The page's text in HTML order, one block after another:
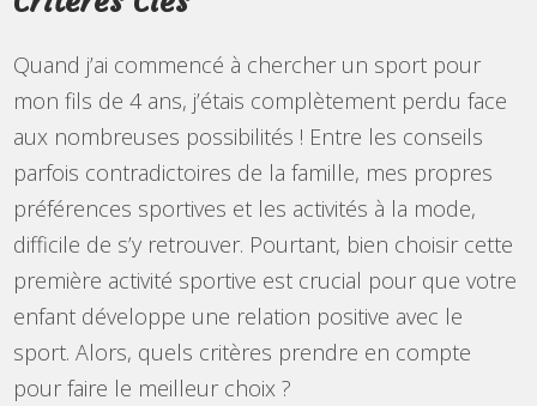
Quand j’ai commencé à chercher un sport pour
mon fils de 4 ans, j’étais complètement perdu face
aux nombreuses possibilités ! Entre les conseils
parfois contradictoires de la famille, mes propres
préférences sportives et les activités à la mode,
difficile de s’y retrouver. Pourtant, bien choisir cette
première activité sportive est crucial pour que votre
enfant développe une relation positive avec le
sport. Alors, quels critères prendre en compte
pour faire le meilleur choix ?